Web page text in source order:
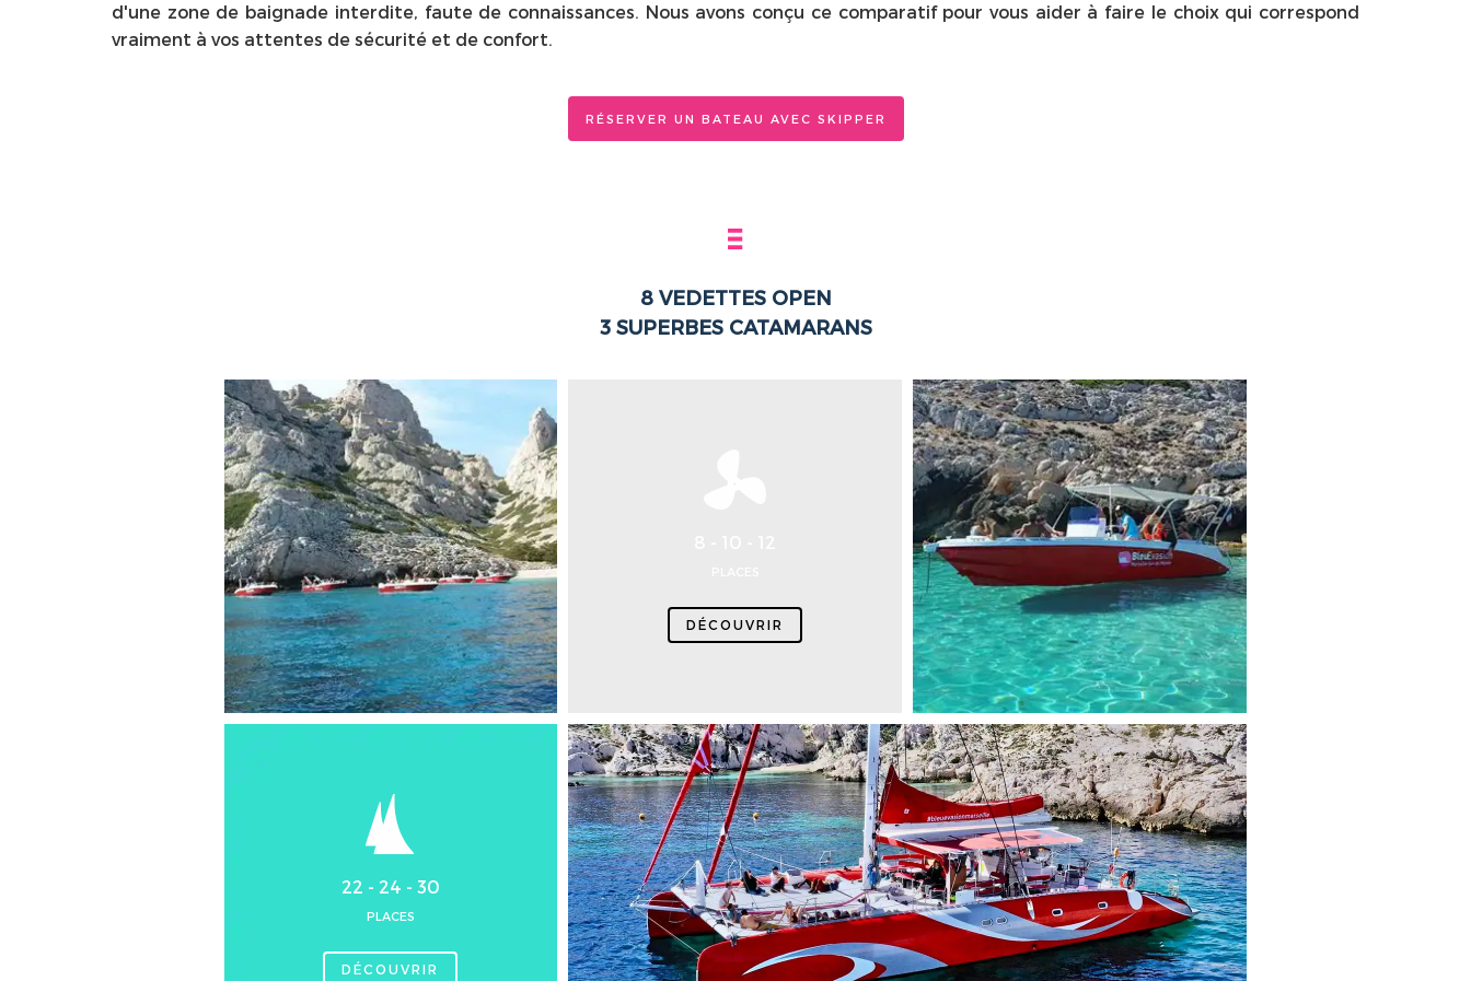
d'une zone de baignade interdite, faute de connaissances. Nous avons conçu ce comparatif pour vous aider à faire le choix qui correspond
vraiment à vos attentes de sécurité et de confort.
RÉSERVER UN BATEAU AVEC SKIPPER
8 VEDETTESOPEN
3 SUPERBES CATAMARANS
DÉCOUVRIR
22 - 24 - 30
PLACES
DÉCOUVRIR